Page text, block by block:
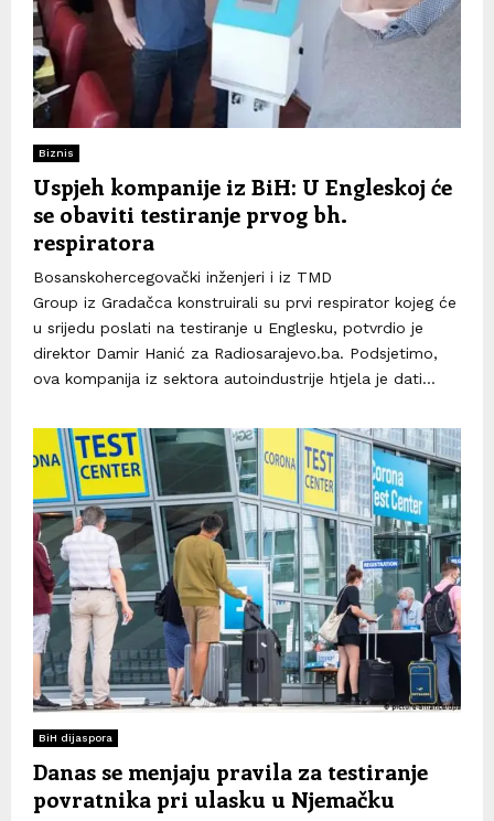
Biznis
Uspjeh kompanije iz BiH: U Engleskoj će
se obaviti testiranje prvog bh.
respiratora
Bosanskohercegovački inženjeri i iz TMD
Group iz Gradačca konstruirali su prvi respirator kojeg će
u srijedu poslati na testiranje u Englesku, potvrdio je
direktor Damir Hanić za Radiosarajevo.ba. Podsjetimo,
ova kompanija iz sektora autoindustrije htjela je dati...
BiH dijaspora
Danas se menjaju pravila za testiranje
povratnika pri ulasku u Njemačku